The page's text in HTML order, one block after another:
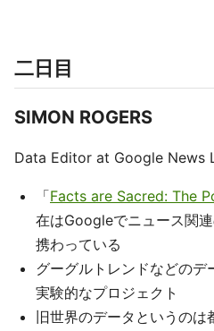
二日目
SIMON ROGERS
Data Editor at Google News
「Facts are Sacred: The
在はGoogleでニュース関
携わっている
グーグルトレンドなどのデ
実験的なプロジェクト
旧世界のデータというの